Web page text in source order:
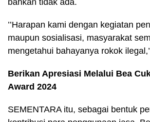
bahkan tidak ada.
’’Harapan kami dengan kegiatan
maupun sosialisasi, masyarakat
mengetahui bahayanya rokok
Berikan Apresiasi Melalui Bea
Award 2024
SEMENTARA itu, sebagai bentuk